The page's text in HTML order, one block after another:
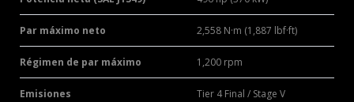
Par máximo neto 2,558 N·m (1,887 lbf·ft)
Régimen de par máximo 1,200 rpm
Emisiones Tier 4 Final / Stage V